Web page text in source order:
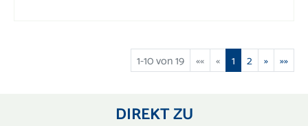
1-10 von 19 «« « 1 2 » »»
DIREKT ZU